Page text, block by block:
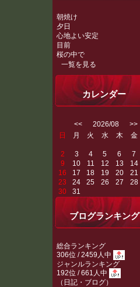
朝焼け
夕日
心地よい安定
目前
桜の中で
一覧を見る
カレンダー
<<2026/08 >>
日
月 火 水 木 金
2
3 4 5 6 7
9
10 11 12 13 14
16
17 18 19 20 21
23
24 25 26 27 28
30
31
ブログランキング
総合ランキング
306位 / 2459人中
ジャンルランキング
192位 / 661人中
（ 日記・ブログ）